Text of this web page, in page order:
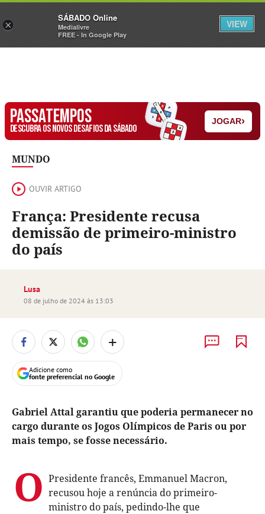
Sábado Assine Iniciar Sessão
PASSATEMPOS
DESCUBRA OS NOVOS DESAFIOS DA SÁBADO
JOGAR›
MUNDO
OUVIR ARTIGO
França: Presidente recusa
demissão de primeiro-ministro
do país
Lusa
08 de julho de 2024 às 13:03
+
Adicione como
fonte preferencial no Google
Gabriel Attal garantiu que poderia permanecer no
cargo durante os Jogos Olímpicos de Paris ou por
mais tempo, se fosse necessário.
O Presidente francês, Emmanuel Macron,
recusou hoje a renúncia do primeiro-
ministro do país, pedindo-lhe que
×
SÁBADO Online
Medialivre
FREE - In Google Play
VIEW